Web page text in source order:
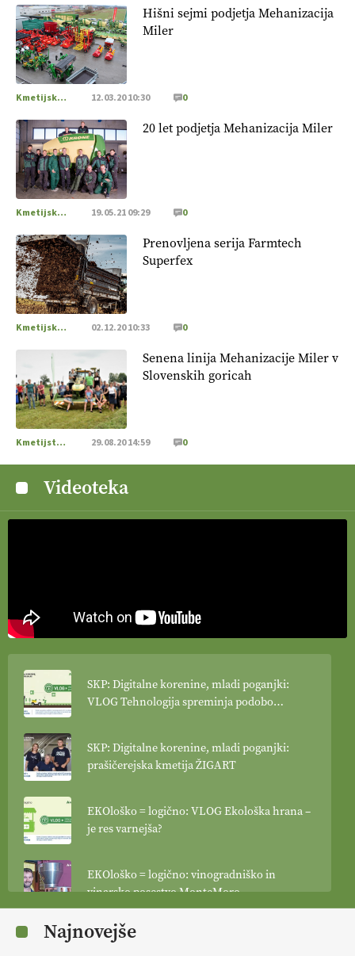
Hišni sejmi podjetja Mehanizacija
Miler
Kmetijska mehanizacija 12.03.20 10:30 0
20 let podjetja Mehanizacija Miler
Kmetijska mehanizacija 19.05.21 09:29 0
Prenovljena serija Farmtech
Superfex
Kmetijska mehanizacija 02.12.20 10:33 0
Senena linija Mehanizacije Miler v
Slovenskih goricah
Kmetijstvo Podravja in Pomurja 29.08.20 14:59 0
Videoteka
SKP: Digitalne korenine, mladi poganjki:
VLOG Tehnologija spreminja podobo
SKP: Digitalne korenine, mladi poganjki:
prašičerejska kmetija ŽIGART
EKOloško = logično: VLOG Ekološka hrana –
je res varnejša?
EKOloško = logično: vinogradniško in
vinarsko posestvo MonteMoro
EKOloško = logično: ekološka kmetija
Najnovejše